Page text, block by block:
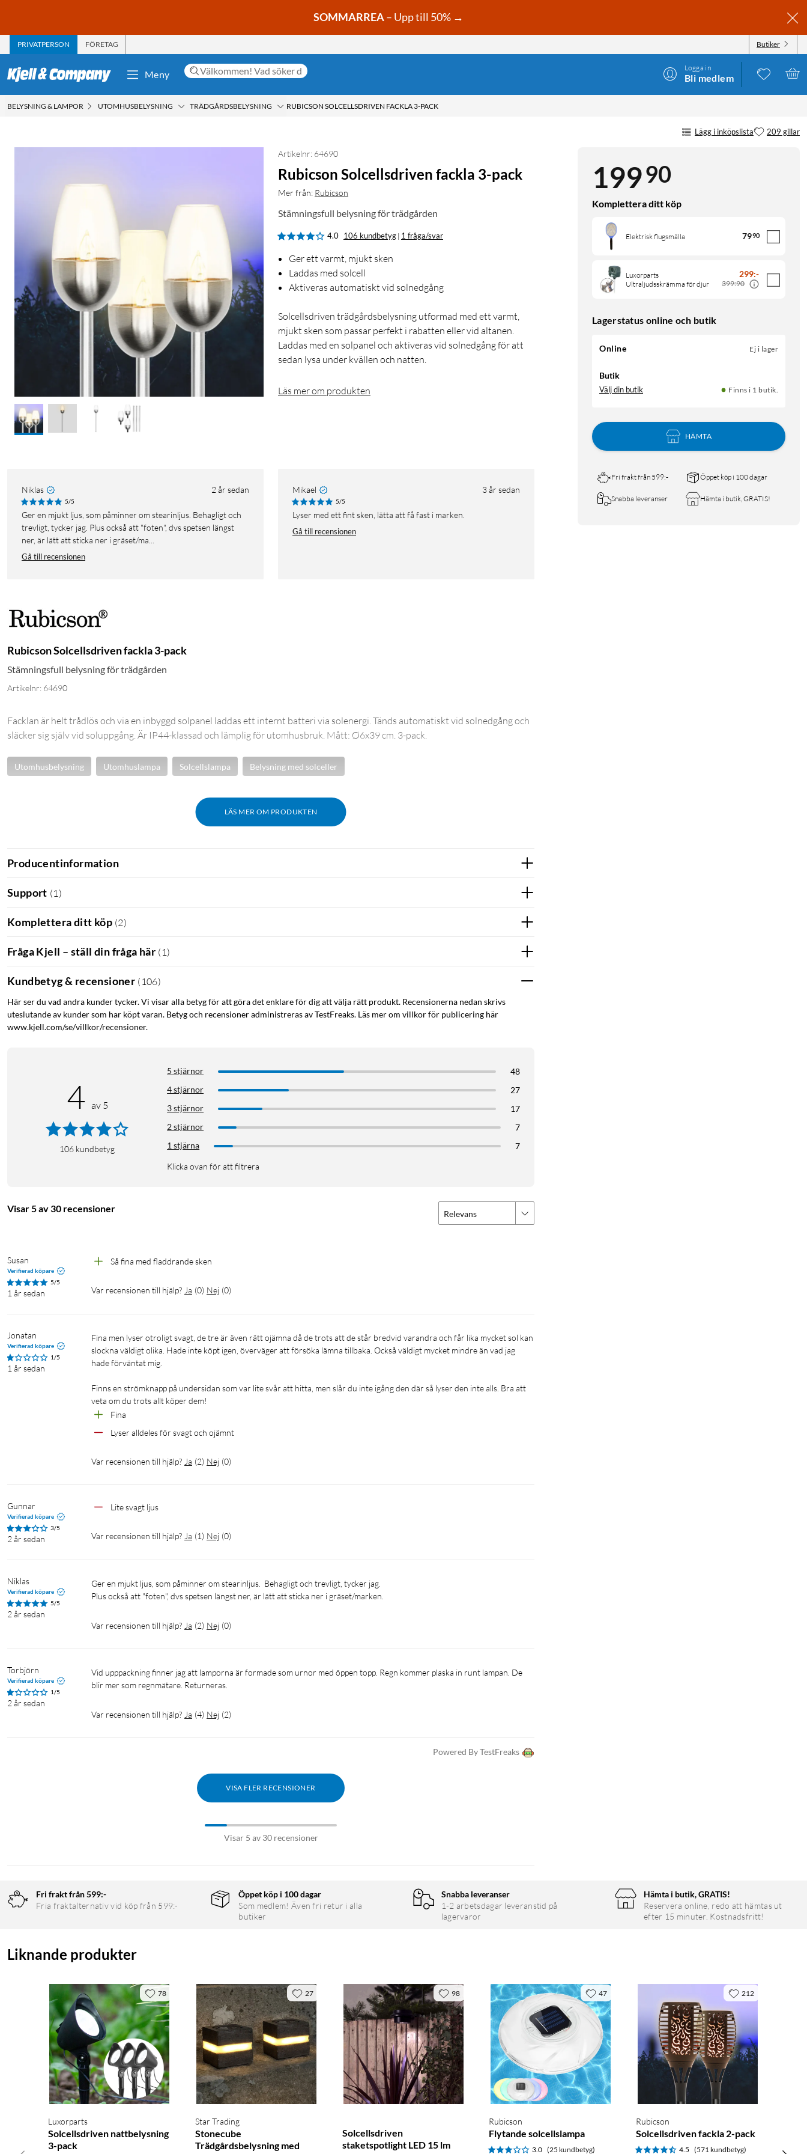
SOMMARREA– Upp till 50% →
PRIVATPERSON FÖRETAG Butiker
Meny
Logga in
Bli medlem
BELYSNING & LAMPOR UTOMHUSBELYSNING TRÄDGÅRDSBELYSNING RUBICSON SOLCELLSDRIVEN FACKLA 3-PACK
Lägg i inköpslista 209 gillar
19990
Komplettera ditt köp
Elektrisk flugsmälla 7990
Luxorparts
Ultraljudsskrämma för djur
299:-
399:90
Lagerstatus online och butik
Online Ej i lager
Butik
Välj din butik Finns i 1 butik.
HÄMTA
Fri frakt från 599:- Öppet köp i 100 dagar
Snabba leveranser Hämta i butik, GRATIS!
Artikelnr: 64690
Rubicson Solcellsdriven fackla 3-pack
Mer från: Rubicson
Stämningsfull belysning för trädgården
4.0 106 kundbetyg | 1 fråga/svar
Ger ett varmt, mjukt sken
Laddas med solcell
Aktiveras automatiskt vid solnedgång
Solcellsdriven trädgårdsbelysning utformad med ett varmt,
mjukt sken som passar perfekt i rabatten eller vid altanen.
Laddas med en solpanel och aktiveras vid solnedgång för att
sedan lysa under kvällen och natten.
Läs mer om produkten
Niklas 2 år sedan
5/5
Ger en mjukt ljus, som påminner om stearinljus. Behagligt och
trevligt, tycker jag. Plus också att "foten", dvs spetsen längst
ner, är lätt att sticka ner i gräset/ma...
Gå till recensionen
Mikael 3 år sedan
5/5
Lyser med ett fint sken, lätta att få fast i marken.
Gå till recensionen
Rubicson Solcellsdriven fackla 3-pack
Stämningsfull belysning för trädgården
Artikelnr: 64690
LÄS MER OM PRODUKTEN
Facklan är helt trådlös och via en inbyggd solpanel laddas ett internt batteri via solenergi. Tänds automatiskt vid solnedgång och
släcker sig själv vid soluppgång. Är IP44-klassad och lämplig för utomhusbruk. Mått: Ø6x39 cm. 3-pack.
Utomhusbelysning Utomhuslampa Solcellslampa Belysning med solceller
Producentinformation
Support (1 )
Komplettera ditt köp (2)
Fråga Kjell – ställ din fråga här ( 1 )
Kundbetyg & recensioner ( 106)
Här ser du vad andra kunder tycker. Vi visar alla betyg för att göra det enklare för dig att välja rätt produkt. Recensionerna nedan skrivs
uteslutande av kunder som har köpt varan. Betyg och recensioner administreras av TestFreaks. Läs mer om villkor för publicering här
www.kjell.com/se/villkor/recensioner.
4 av 5
106 kundbetyg
5 stjärnor
48
4 stjärnor
27
3 stjärnor
17
2 stjärnor
7
1 stjärna
7
Klicka ovan för att filtrera
Visar 5 av 30 recensioner Relevans
Susan
Verifierad köpare
5/5
1 år sedan
Så fina med fladdrande sken
Var recensionen till hjälp? Ja (0) Nej (0)
Jonatan
Verifierad köpare
1/5
1 år sedan
Fina men lyser otroligt svagt, de tre är även rätt ojämna då de trots att de står bredvid varandra och får lika mycket sol kan
slockna väldigt olika. Hade inte köpt igen, överväger att försöka lämna tillbaka. Också väldigt mycket mindre än vad jag
hade förväntat mig.
Finns en strömknapp på undersidan som var lite svår att hitta, men slår du inte igång den där så lyser den inte alls. Bra att
veta om du trots allt köper dem!
Fina
Lyser alldeles för svagt och ojämnt
Var recensionen till hjälp? Ja (2) Nej (0)
Gunnar
Verifierad köpare
3/5
2 år sedan
Lite svagt ljus
Var recensionen till hjälp? Ja (1) Nej (0)
Niklas
Verifierad köpare
5/5
2 år sedan
Ger en mjukt ljus, som påminner om stearinljus.  Behagligt och trevligt, tycker jag.
Plus också att "foten", dvs spetsen längst ner, är lätt att sticka ner i gräset/marken.
Var recensionen till hjälp? Ja (2) Nej (0)
Torbjörn
Verifierad köpare
1/5
2 år sedan
Vid upppackning finner jag att lamporna är formade som urnor med öppen topp. Regn kommer plaska in runt lampan. De
blir mer som regnmätare. Returneras.
Var recensionen till hjälp? Ja (4) Nej (2)
Powered By TestFreaks
VISA FLER RECENSIONER
Visar 5 av 30 recensioner
Fri frakt från 599:-
Fria fraktalternativ vid köp från 599:-
Öppet köp i 100 dagar
Som medlem! Även fri retur i alla
butiker
Snabba leveranser
1-2 arbetsdagar leveranstid på
lagervaror
Hämta i butik, GRATIS!
Reservera online, redo att hämtas ut
efter 15 minuter. Kostnadsfritt!
Liknande produkter
Luxorparts
Solcellsdriven nattbelysning
3-pack
78
Star Trading
Stonecube
Trädgårdsbelysning med
27
Solcellsdriven
staketspotlight LED 15 lm
98
Rubicson
Flytande solcellslampa
3.0 (25 kundbetyg)
47
Rubicson
Solcellsdriven fackla 2-pack
4.5 (571 kundbetyg)
212